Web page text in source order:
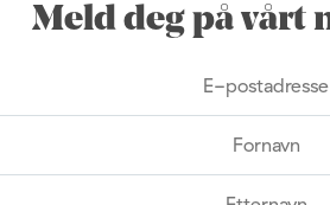
Meld deg på vårt